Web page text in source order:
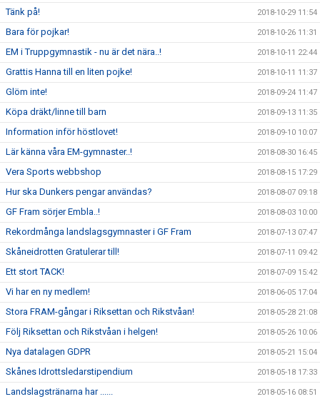
Tänk på! 2018-10-29 11:54
Bara för pojkar! 2018-10-26 11:31
EM i Truppgymnastik - nu är det nära..! 2018-10-11 22:44
Grattis Hanna till en liten pojke! 2018-10-11 11:37
Glöm inte! 2018-09-24 11:47
Köpa dräkt/linne till barn 2018-09-13 11:35
Information inför höstlovet! 2018-09-10 10:07
Lär känna våra EM-gymnaster..! 2018-08-30 16:45
Vera Sports webbshop 2018-08-15 17:29
Hur ska Dunkers pengar användas? 2018-08-07 09:18
GF Fram sörjer Embla..! 2018-08-03 10:00
Rekordmånga landslagsgymnaster i GF Fram 2018-07-13 07:47
Skåneidrotten Gratulerar till! 2018-07-11 09:42
Ett stort TACK! 2018-07-09 15:42
Vi har en ny medlem! 2018-06-05 17:04
Stora FRAM-gångar i Riksettan och Rikstvåan! 2018-05-28 21:08
Följ Riksettan och Rikstvåan i helgen! 2018-05-26 10:06
Nya datalagen GDPR 2018-05-21 15:04
Skånes Idrottsledarstipendium 2018-05-18 17:33
Landslagstränarna har ...... 2018-05-16 08:51